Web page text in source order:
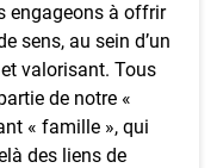
engageons à offrir
sens, au sein d’un
valorisant. Tous
de notre «
« famille », qui
des liens de